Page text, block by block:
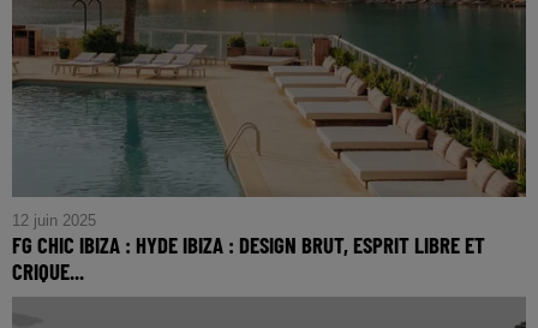
12 juin 2025
FG CHIC IBIZA : HYDE IBIZA : DESIGN BRUT, ESPRIT LIBRE ET
CRIQUE...
FG CHIC IBIZA : HYDE IBIZA : DESIGN BRUT, ESPRIT